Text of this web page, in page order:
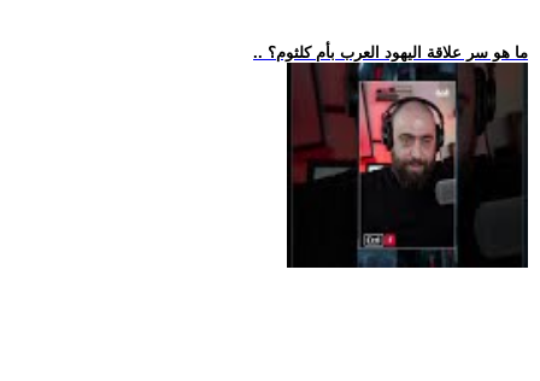
.. ما هو سر علاقة اليهود العرب بأم كلثوم؟